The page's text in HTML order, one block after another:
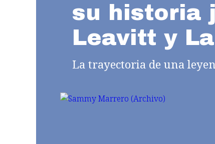
su historia
Leavitt y
La trayectoria de una